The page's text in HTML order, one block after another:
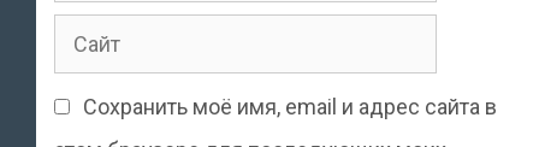
Сайт
Сохранить моё имя, email и адрес сайта в